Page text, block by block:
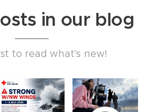
in our blog
to read what's new!